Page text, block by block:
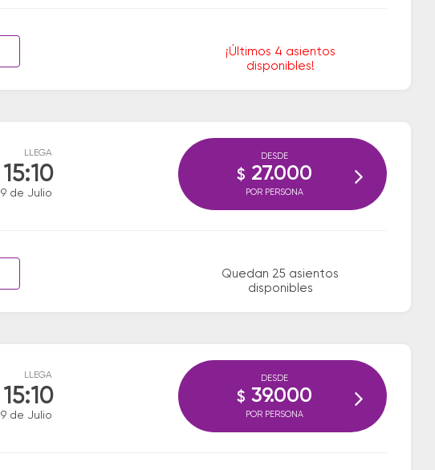
¡Últimos 4 asientos
disponibles!
LLEGA
15:10
9 de Julio
Quedan 25 asientos
disponibles
DESDE
$ 27.000
POR PERSONA
LLEGA
15:10
9 de Julio
DESDE
$ 39.000
POR PERSONA